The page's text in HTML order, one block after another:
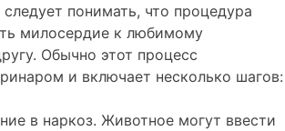
понимать, что процедура
милосердие к любимому
Обычно этот процесс
и включает несколько шагов:
в наркоз. Животное могут ввести